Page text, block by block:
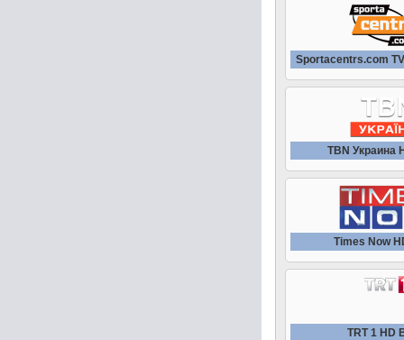
Sportacentrs.com
TBN Украина
Times Now
TRT 1 HD